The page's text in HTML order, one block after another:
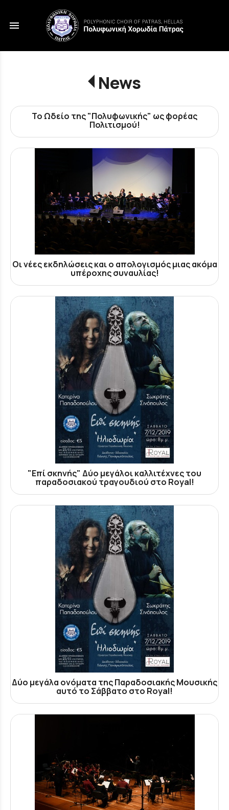
menu
News
Το Ωδείο της "Πολυφωνικής" ως φορέας
Πολιτισμού!
Οι νέες εκδηλώσεις και ο απολογισμός μιας ακόμα
υπέροχης συναυλίας!
"Επί σκηνής" Δύο μεγάλοι καλλιτέχνες του
παραδοσιακού τραγουδιού στο Royal!
Δύο μεγάλα ονόματα της Παραδοσιακής Μουσικής
αυτό το Σάββατο στο Royal!